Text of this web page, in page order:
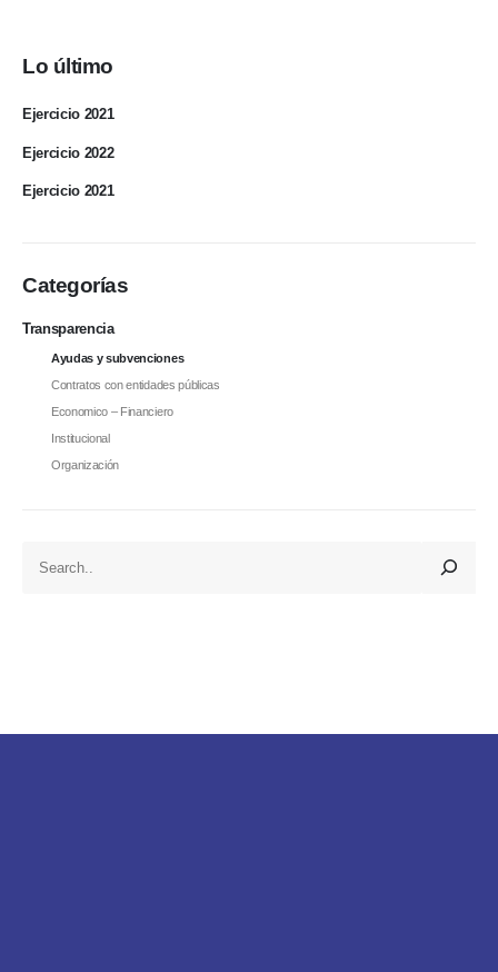
Lo último
Ejercicio 2021
Ejercicio 2022
Ejercicio 2021
Categorías
Transparencia
Ayudas y subvenciones
Contratos con entidades públicas
Economico – Financiero
Institucional
Organización